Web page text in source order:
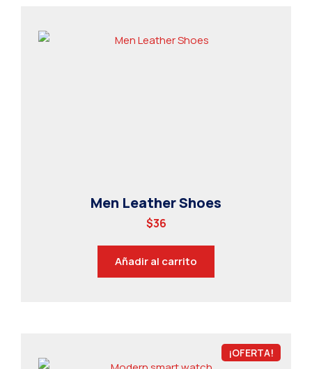
Men Leather Shoes
$36
Añadir al carrito
¡OFERTA!